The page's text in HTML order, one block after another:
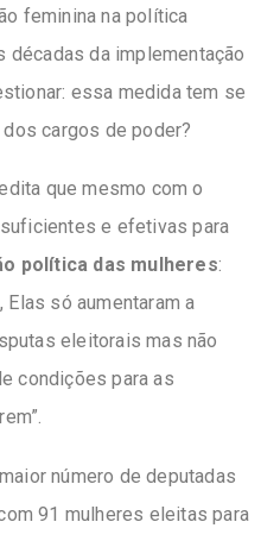
feminina na política
décadas da implementação
essa medida tem se
cargos de poder?
que mesmo com o
e efetivas para
política das mulheres:
só aumentaram a
eleitorais mas não
condições para as
número de deputadas
91 mulheres eleitas para